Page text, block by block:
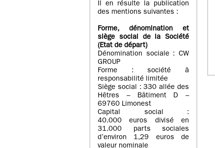
Il en résulte la publication
des mentions suivantes :
Forme, dénomination et
siège social de la Société
(Etatde départ)
Dénomination sociale : CW
GROUP
Forme : société à
responsabilité limitée
Siège social : 330 allée des
Hêtres – Bâtiment D –
69760 Limonest
Capital social :
40.000 euros divisé en
31.000 parts sociales
d’environ 1,29 euros de
valeur nominale